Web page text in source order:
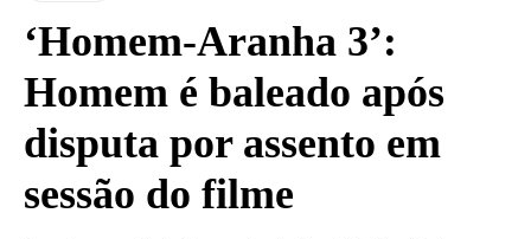
‘Homem-Aranha 3’:
Homem é baleado após
disputa por assento em
sessão do filme